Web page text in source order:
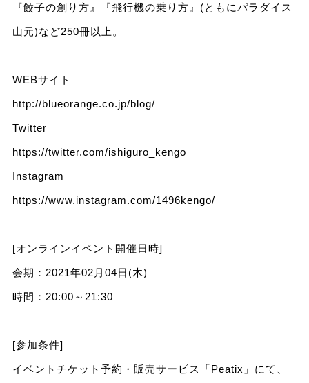
『餃子の創り方』『飛行機の乗り方』(ともにパラダイス
山元)など250冊以上。
WEBサイト
http://blueorange.co.jp/blog/
Twitter
https://twitter.com/ishiguro_kengo
Instagram
https://www.instagram.com/1496kengo/
[オンラインイベント開催日時]
会期：2021年02月04日(木)
時間：20:00～21:30
[参加条件]
イベントチケット予約・販売サービス「Peatix」にて、